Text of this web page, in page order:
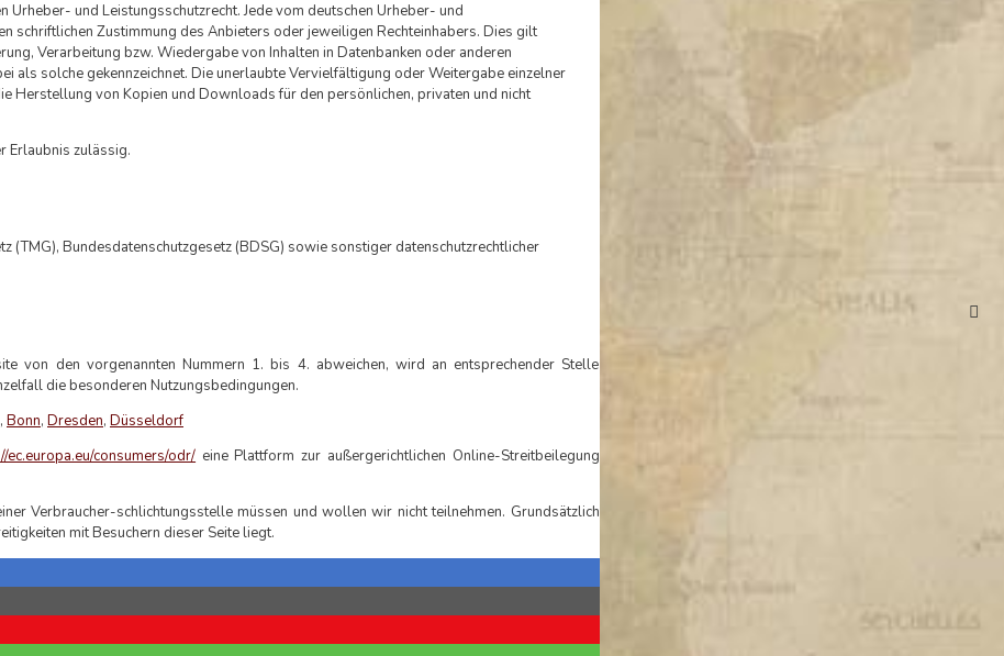
und Leistungsschutzrecht. Jede vom deutschen Urheber- und
schriftlichen Zustimmung des Anbieters oder jeweiligen Rechteinhabers. Dies gilt
Verarbeitung bzw. Wiedergabe von Inhalten in Datenbanken oder anderen
als solche gekennzeichnet. Die unerlaubte Vervielfältigung oder Weitergabe einzelner
Herstellung von Kopien und Downloads für den persönlichen, privaten und nicht
Erlaubnis zulässig.
(TMG), Bundesdatenschutzgesetz (BDSG) sowie sonstiger datenschutzrechtlicher
von den vorgenannten Nummern 1. bis 4. abweichen, wird an entsprechender Stelle
die besonderen Nutzungsbedingungen.
, Bonn, Dresden, Düsseldorf
ec.europa.eu/consumers/odr/ eine Plattform zur außergerichtlichen Online-Streitbeilegung
Verbraucher-schlichtungsstelle müssen und wollen wir nicht teilnehmen. Grundsätzlich
mit Besuchern dieser Seite liegt.